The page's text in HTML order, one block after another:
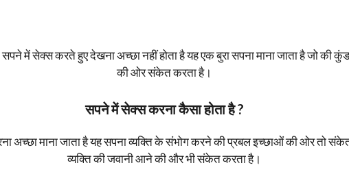
में सेक्स करते हुए देखना अच्छा नहीं होता है यह एक बुरा सपना माना जाता है जो की
की ओर संकेत करता है।
सपने में सेक्स करना कैसा होता है ?
अच्छा माना जाता है यह सपना व्यक्ति के संभोग करने की प्रबल इच्छाओं की ओर तो संकेत
व्यक्ति की जवानी आने की और भी संकेत करता है।